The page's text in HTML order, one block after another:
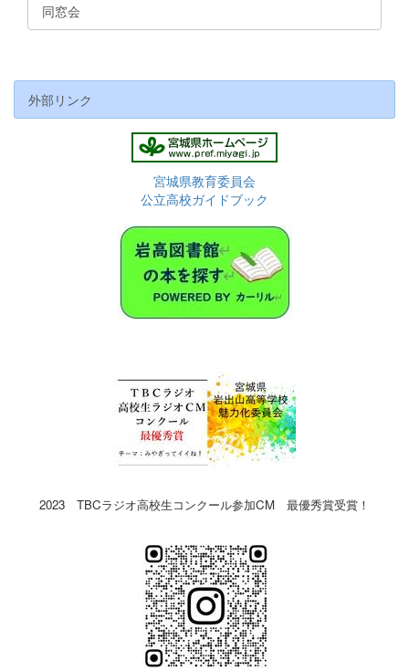
同窓会
外部リンク
宮城県教育委員会
公立高校ガイドブック
2023 TBCラジオ高校生コンクール参加CM 最優秀賞受賞！